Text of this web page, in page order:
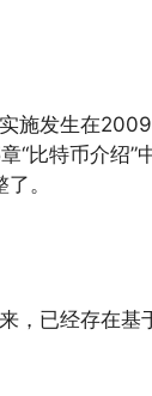
施发生在
“比特币介绍”
。
，已经存在